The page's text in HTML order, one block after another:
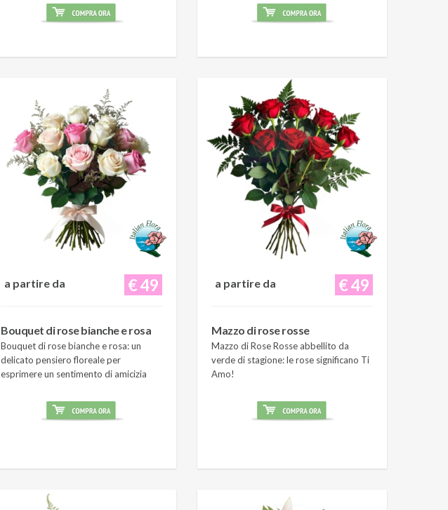
€ 49
a partire da
Bouquet di rose bianche e rosa
Bouquet di rose bianche e rosa: un
delicato pensiero floreale per
esprimere un sentimento di amicizia
€ 49
a partire da
Mazzo di rose rosse
Mazzo di Rose Rosse abbellito da
verde di stagione: le rose significano Ti
Amo!